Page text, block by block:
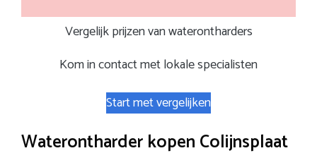
Vergelijk prijzen van waterontharders
Kom in contact met lokale specialisten
Start met vergelijken
Waterontharder kopen Colijnsplaat